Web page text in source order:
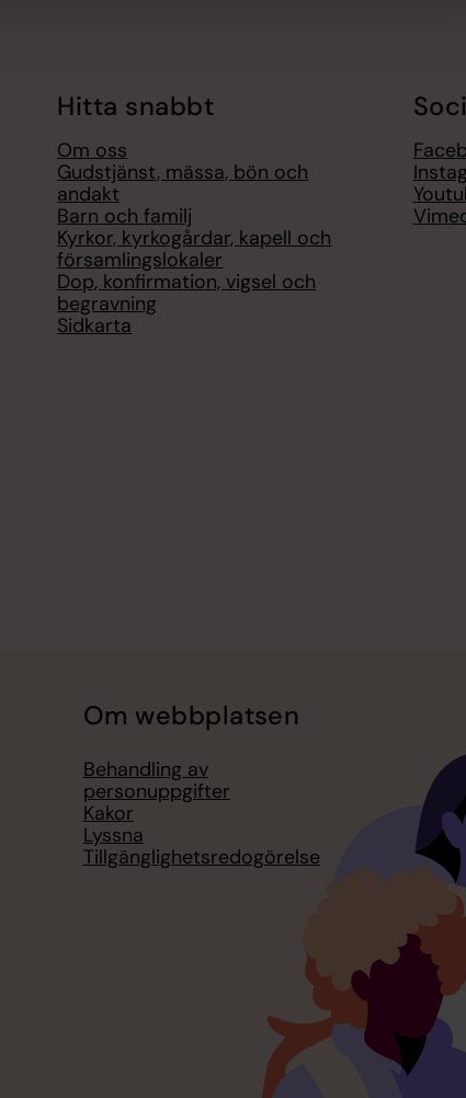
Hitta snabbt
Om oss
Gudstjänst, mässa, bön och
andakt
Barn och familj
Kyrkor, kyrkogårdar, kapell och
församlingslokaler
Dop, konfirmation, vigsel och
begravning
Sidkarta
Om webbplatsen
Behandling av
personuppgifter
Kakor
Lyssna
Tillgänglighetsredogörelse